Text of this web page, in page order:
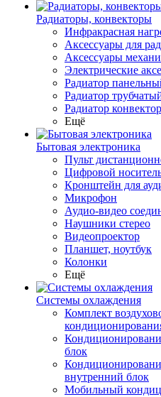
Радиаторы, конвекторы
Инфракрасная
Аксессуары для
Аксессуары
Электрические
Радиатор
Радиатор
Радиатор
Ещё
Бытовая электроника
Пульт
Цифровой
Кронштейн для
Микрофон
Аудио-видео
Наушники стерео
Видеопроектор
Планшет, ноутбук
Колонки
Ещё
Системы охлаждения
Комплект
блок
внутренний блок
Мобильный